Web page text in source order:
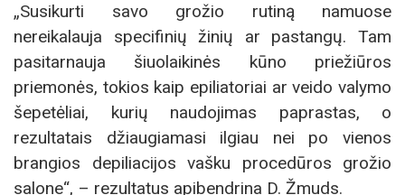
„Susikurti savo grožio rutiną namuose
nereikalauja specifinių žinių ar pastangų. Tam
pasitarnauja šiuolaikinės kūno priežiūros
priemonės, tokios kaip epiliatoriai ar veido valymo
šepetėliai, kurių naudojimas paprastas, o
rezultatais džiaugiamasi ilgiau nei po vienos
brangios depiliacijos vašku procedūros grožio
salone“, – rezultatus apibendrina D. Žmuds.